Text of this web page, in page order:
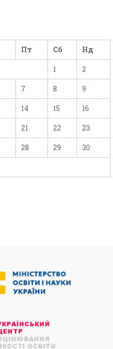
Пт Сб Нд
1 2
7 8 9
14 15 16
21 22 23
28 29 30